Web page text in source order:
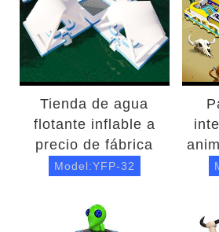
Tienda de agua
flotante inflable a
precio de fábrica
Model:YFP-32